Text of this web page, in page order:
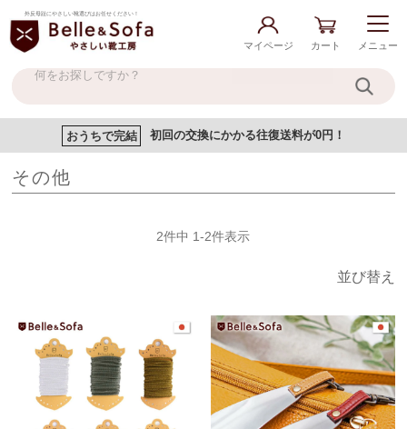
外反母趾にやさしい靴選びはお任せください！
マイページ カート メニュー
おうちで完結 初回の交換にかかる往復送料が0円！
その他
並び替え
2件中 1-2件表示